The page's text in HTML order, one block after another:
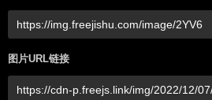
图片URL链接